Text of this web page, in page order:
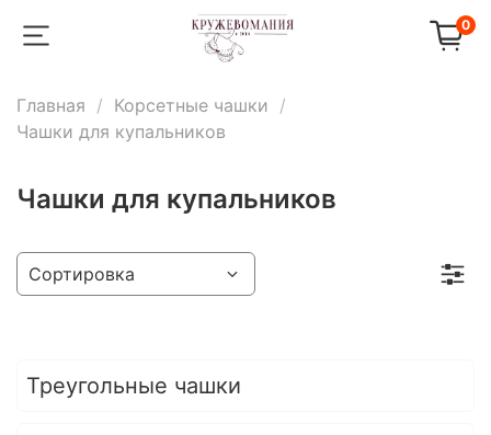
0
Главная
Корсетные чашки
Чашки для купальников
Чашки для купальников
Треугольные чашки